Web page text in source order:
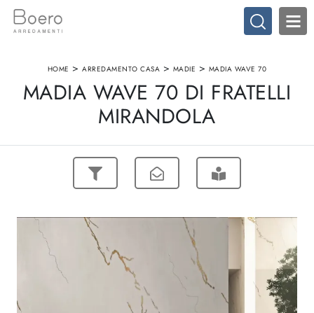
HOME >ARREDAMENTO CASA > MADIE > MADIA WAVE 70
MADIA WAVE 70 DI FRATELLI
MIRANDOLA